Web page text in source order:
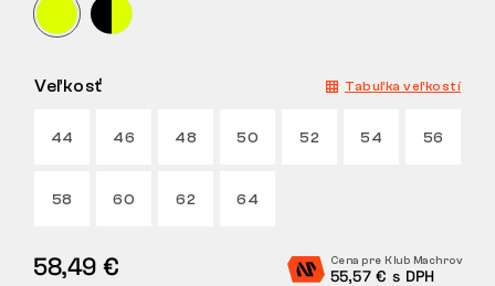
KONTAKT
VRÁTENIE
Veľkosť Tabuľka veľkostí
44 46 48 50 52 54 56
58 60 62 64
58,49 € Cena pre Klub Machrov
55,57 € s DPH